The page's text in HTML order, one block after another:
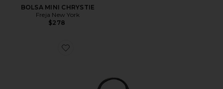
BOLSA MINI CHRYSTIE
Freja New York
$278
Favorite BOLSO HOMBRO YARA